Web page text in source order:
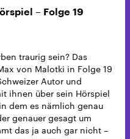
– Folge 19
traurig sein? Das
von Malotki in Folge 19
Autor und
ihnen über sein Hörspiel
dem es nämlich genau
genauer gesagt um
das ja auch gar nicht –